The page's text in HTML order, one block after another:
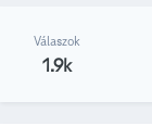
Válaszok
1.9k